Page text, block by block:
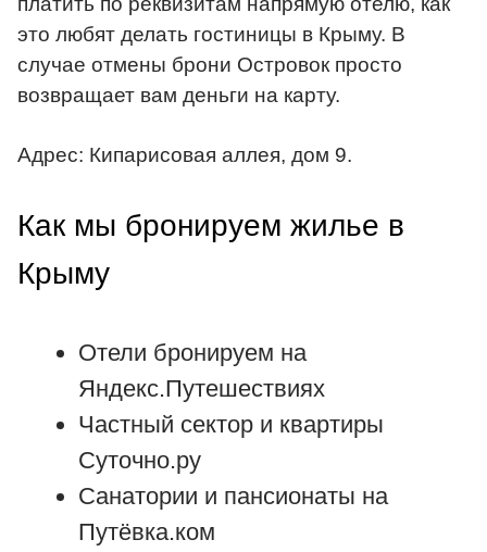
это любят делать гостиницы в Крыму. В
случае отмены брони Островок просто
возвращает вам деньги на карту.
Адрес: Кипарисовая аллея, дом 9.
Как мы бронируем жилье в
Крыму
Отели бронируем на
Яндекс.Путешествиях
Частный сектор и квартиры
Суточно.ру
Санатории и пансионаты на
Путёвка.ком